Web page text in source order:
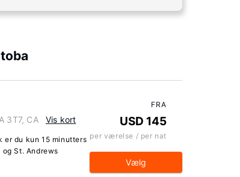
3T7, CA Vis kort
er du kun 15 minutters
St. Andrews
FRA
USD 145
per værelse / per nat
Vælg